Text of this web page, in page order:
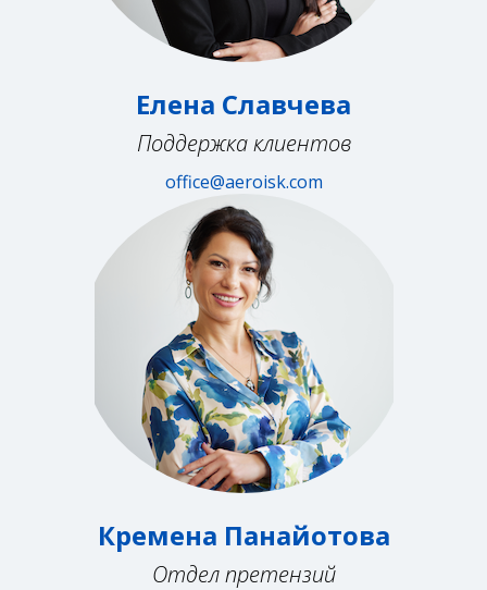
Елена Славчева
Поддержка клиентов
office@aeroisk.com
Кремена Панайотова
Отдел претензий